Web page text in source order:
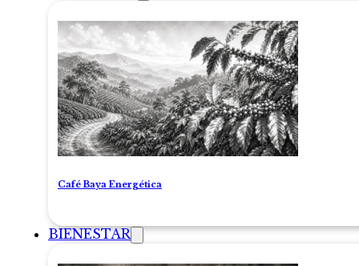
Café Baya Energética
BIENESTAR